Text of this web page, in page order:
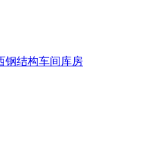
钢结构车间库房